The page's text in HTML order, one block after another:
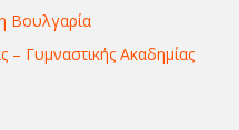
Βουλγαρία
Γυμναστικής Ακαδημίας